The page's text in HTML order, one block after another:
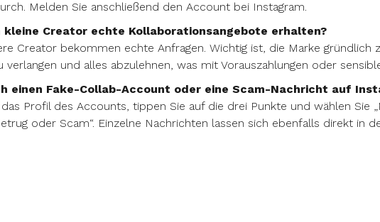
Melden Sie anschließend den Account bei Instagram.
kleine Creator echte Kollaborationsangebote erhalten?
Creator bekommen echte Anfragen. Wichtig ist, die Marke gründlich
verlangen und alles abzulehnen, was mit Vorauszahlungen oder
einen Fake-Collab-Account oder eine Scam-Nachricht auf
das Profil des Accounts, tippen Sie auf die drei Punkte und wählen Sie
oder Scam“. Einzelne Nachrichten lassen sich ebenfalls direkt in